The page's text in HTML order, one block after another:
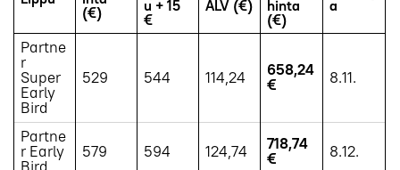
(€)
u + 15
€
ALV (€)
hinta
(€)
a
Partne
r
Super
Early
Bird
529 544 114,24 658,24
€ 8.11.
Partne
r Early 579 594 124,74 718,74
€ 8.12.